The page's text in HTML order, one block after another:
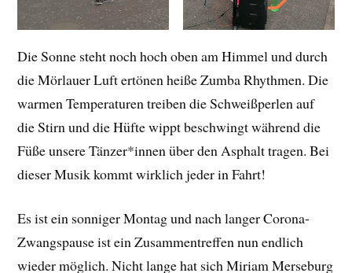
Die Sonne steht noch hoch oben am Himmel und durch
die Mörlauer Luft ertönen heiße Zumba Rhythmen. Die
warmen Temperaturen treiben die Schweißperlen auf
die Stirn und die Hüfte wippt beschwingt während die
Füße unsere Tänzer*innen über den Asphalt tragen. Bei
dieser Musik kommt wirklich jeder in Fahrt!
Es ist ein sonniger Montag und nach langer Corona-
Zwangspause ist ein Zusammentreffen nun endlich
wieder möglich. Nicht lange hat sich Miriam Merseburg